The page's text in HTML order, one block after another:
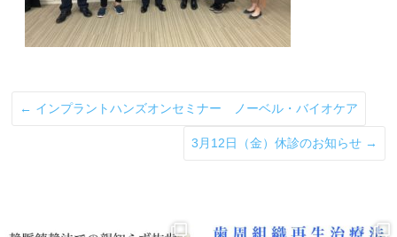
← インプラントハンズオンセミナー ノーベル・バイオケア
3月12日（金）休診のお知らせ →